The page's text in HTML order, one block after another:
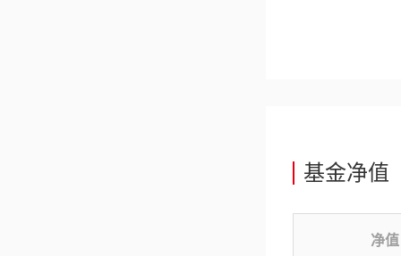
基金净值
净